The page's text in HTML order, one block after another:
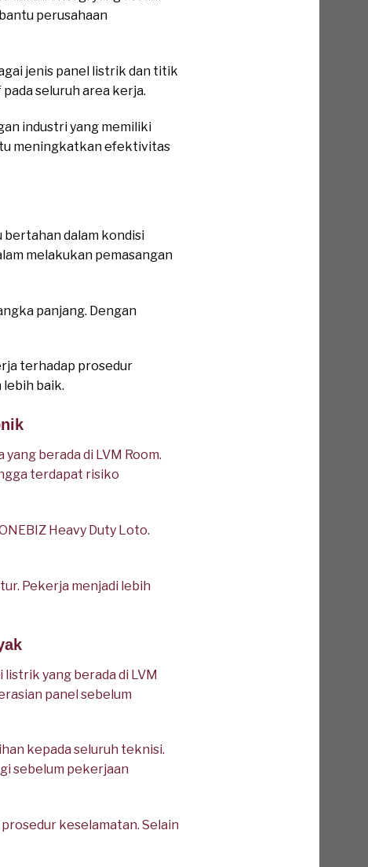
perusahaan
jenis panel listrik dan titik
seluruh area kerja.
industri yang memiliki
meningkatkan efektivitas
bertahan dalam kondisi
melakukan pemasangan
panjang. Dengan
terhadap prosedur
baik.
berada di LVM Room.
terdapat risiko
Heavy Duty Loto.
Pekerja menjadi lebih
yang berada di LVM
panel sebelum
kepada seluruh teknisi.
sebelum pekerjaan
keselamatan. Selain